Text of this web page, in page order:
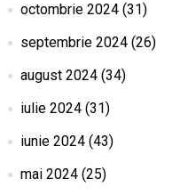
octombrie 2024(31)
septembrie 2024(26)
august 2024(34)
iulie 2024(31)
iunie 2024(43)
mai 2024(25)